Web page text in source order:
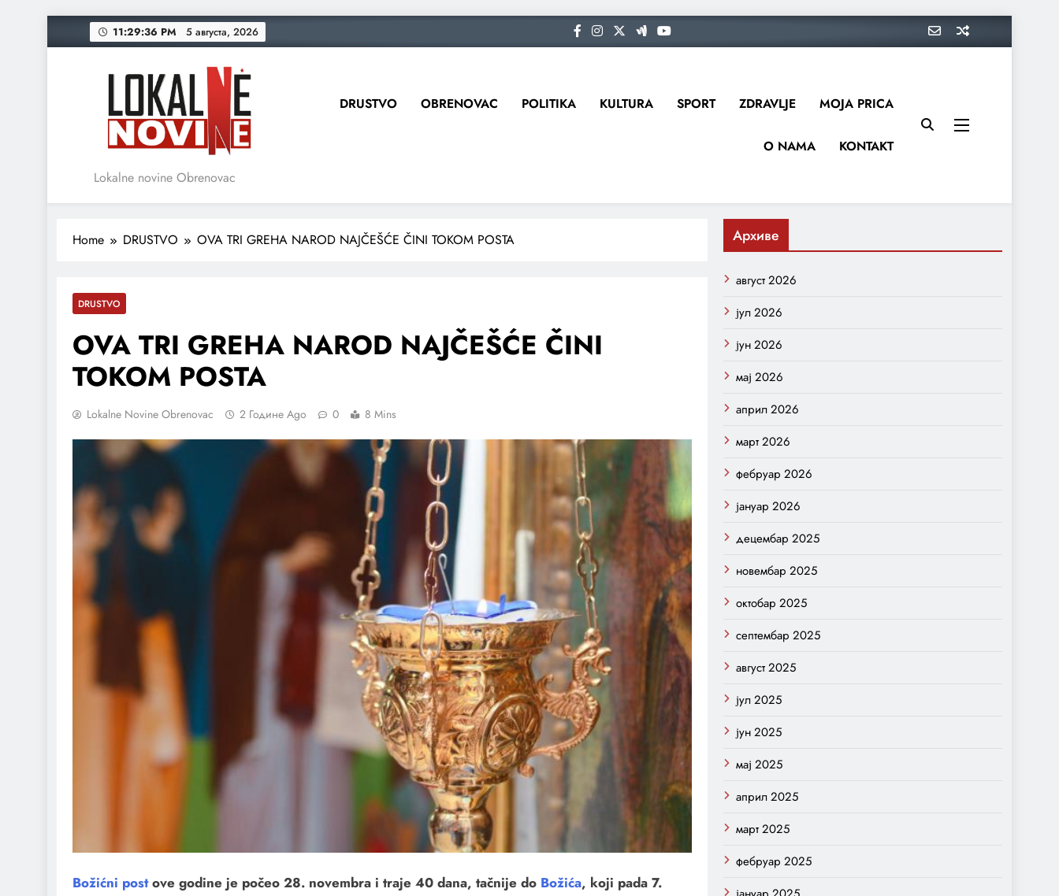
to
11:29:37 PM 5 августа, 2026
Lokalne novine Obrenovac
DRUSTVO OBRENOVAC POLITIKA KULTURA SPORT ZDRAVLJE MOJA PRICA
O NAMA KONTAKT
Home DRUSTVO OVA TRI GREHA NAROD NAJČEŠĆE ČINI TOKOM POSTA
DRUSTVO
OVA TRI GREHA NAROD NAJČEŠĆE ČINI
TOKOM POSTA
Lokalne Novine Obrenovac 2 Године Ago 0 8 Mins
Božićni postove godine je počeo 28. novembra i traje 40 dana, tačnije do Božića, koji pada 7.
Архиве
август 2026
јул 2026
јун 2026
мај 2026
април 2026
март 2026
фебруар 2026
јануар 2026
децембар 2025
новембар 2025
октобар 2025
септембар 2025
август 2025
јул 2025
јун 2025
мај 2025
април 2025
март 2025
фебруар 2025